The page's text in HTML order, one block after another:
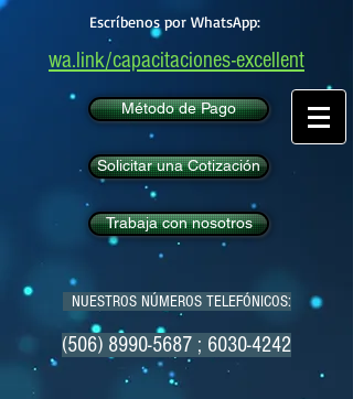
Escríbenos por WhatsApp:
wa.link/capacitaciones-excellent
Método de Pago
Solicitar una Cotización
Trabaja con nosotros
NUESTROS NÚMEROS TELEFÓNICOS:
(506) 8990-5687 ; 6030-4242